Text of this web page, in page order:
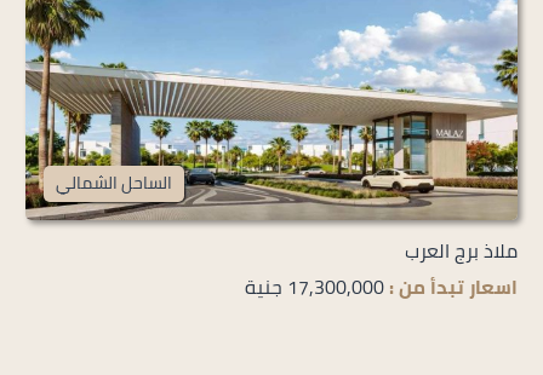
الساحل الشمالي
ملاذ برج العرب
اسعار تبدأ من :17,300,000 جنية